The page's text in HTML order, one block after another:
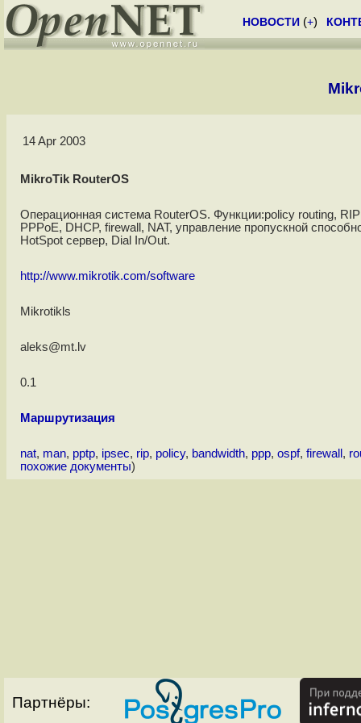
НОВОСТИ (+)
14 Apr 2003
MikroTik RouterOS
Операционная система RouterOS. Функции:policy routing,
PPPoE, DHCP, firewall, NAT, управление пропускной
HotSpot сервер, Dial In/Out.
http://www.mikrotik.com/software
Mikrotikls
aleks@mt.lv
0.1
Маршрутизация
nat, man, pptp, ipsec, rip, policy, bandwidth, ppp, ospf, firewall ,
похожие документы)
Партнёры: